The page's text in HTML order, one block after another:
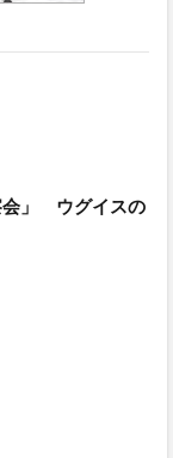
会」 ウグイスの